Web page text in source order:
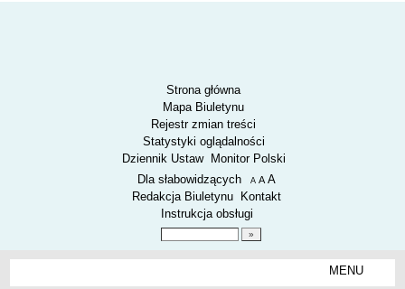
Strona główna
Mapa Biuletynu
Rejestr zmian treści
Statystyki oglądalności
Dziennik Ustaw
Monitor Polski
Menu dodatkowe
Dla słabowidzących A pomniejsz czcionkę
A standardowy rozmiar czcionki
A
Redakcja Biuletynu
Kontakt
Instrukcja obsługi
MENU